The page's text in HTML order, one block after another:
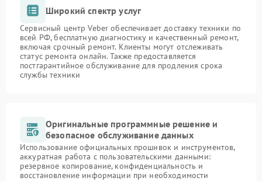
Широкий спектр услуг
Сервисный центр Veber обеспечивает доставку техники по
всей РФ, бесплатную диагностику и качественный ремонт,
включая срочный ремонт. Клиенты могут отслеживать
статус ремонта онлайн. Также предоставляется
постгарантийное обслуживание для продления срока
службы техники
Оригинальные программные решение и
безопасное обслуживание данных
Использование официальных прошивок и инструментов,
аккуратная работа с пользовательскими данными:
резервное копирование, конфиденциальность и
восстановление информации при необходимости